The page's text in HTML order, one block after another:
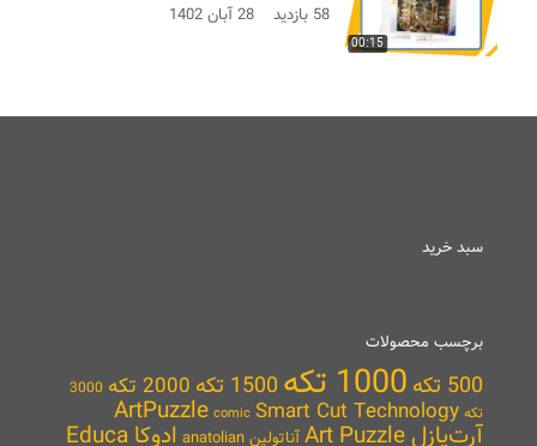
00:15
58 بازدید 28 آبان 1402
سبد خرید
برچسب محصولات
500 تکه 1000 تکه 1500 تکه 2000 تکه
3000
تکه
ArtPuzzle comic Smart Cut Technology
آرت‌پازل Art Puzzle آناتولین anatolian ادوکا Educa